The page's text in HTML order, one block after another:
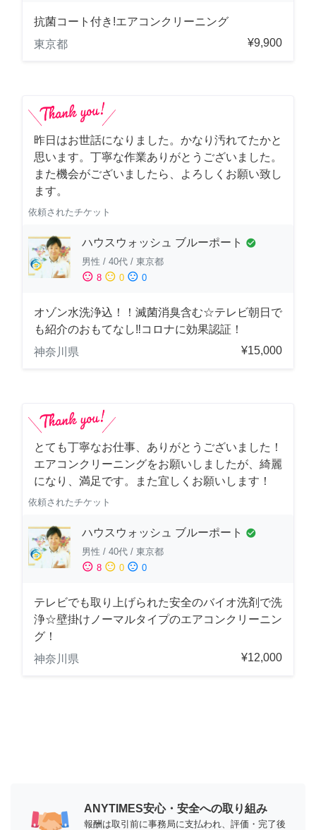
抗菌コート付き!エアコンクリーニング
東京都
¥9,900
昨日はお世話になりました。かなり汚れてたかと
思います。丁寧な作業ありがとうございました。
また機会がございましたら、よろしくお願い致し
ます。
依頼されたチケット
ハウスウォッシュ ブルーポート check_circle
男性 / 40代 / 東京都
sentiment_satisfied 8 sentiment_neutral 0 sentiment_dissatisfied 0
オゾン水洗浄込！！滅菌消臭含む☆テレビ朝日で
も紹介のおもてなし‼コロナに効果認証！
神奈川県
¥15,000
とても丁寧なお仕事、ありがとうございました！
エアコンクリーニングをお願いしましたが、綺麗
になり、満足です。また宜しくお願いします！
依頼されたチケット
ハウスウォッシュ ブルーポート check_circle
男性 / 40代 / 東京都
sentiment_satisfied 8 sentiment_neutral 0 sentiment_dissatisfied 0
テレビでも取り上げられた安全のバイオ洗剤で洗
浄☆壁掛けノーマルタイプのエアコンクリーニン
グ！
神奈川県
¥12,000
ANYTIMES安心・安全への取り組み
報酬は取引前に事務局に支払われ、評価・完了後